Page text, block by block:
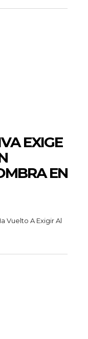
EXIGE
EN
Vuelto A Exigir Al